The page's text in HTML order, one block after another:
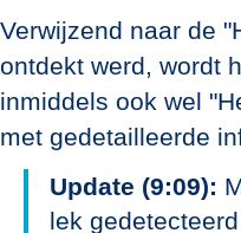
Verwijzend naar de
ontdekt werd, wordt
inmiddels ook wel
met gedetailleerde
Update (9:09):
lek